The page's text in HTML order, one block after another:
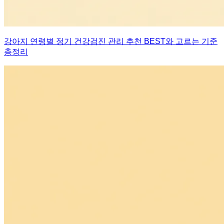
강아지 연령별 정기 건강검진 관리 추천 BEST와 고르는 기준
총정리